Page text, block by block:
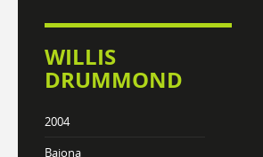
WILLIS
DRUMMOND
2004
Baiona